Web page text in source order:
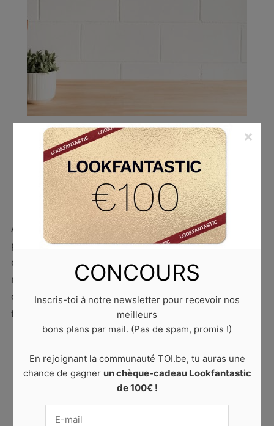
DÉCORATION
Les meilleures idées déco pour les
voyageuses
24 avril 2023 byLaura D. 0 comments
À la rédac’, on est des baroudeuses dans l’âme. On
part dès que possible. Et quand on reste à la maison,
on pense déjà à notre prochain périple. Si tu te
reconnais dans cette situation, on a trouvé quelque
chose qui peut t’aider ! Redécore ton intérieur sur le
thème du voyage et tu auras […]
READ MORE
CONCOURS
Inscris-toi à notre newsletter pour recevoir nos
meilleurs
bons plans par mail. (Pas de spam, promis !)
En rejoignant la communauté TOI.be, tu auras une
chance de gagner un chèque-cadeau Lookfantastic
de 100€ !
×